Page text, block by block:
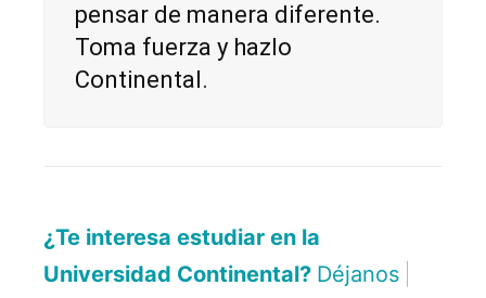
pensar de manera diferente.
Toma fuerza y hazlo
Continental.
¿Te interesa estudiar en la
Universidad Continental?